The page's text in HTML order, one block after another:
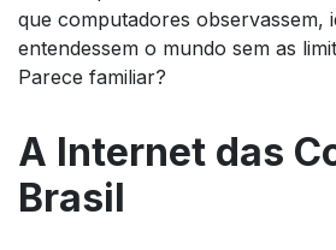
que computadores observassem,
entendessem o mundo sem as
Parece familiar?
A Internet das
Brasil